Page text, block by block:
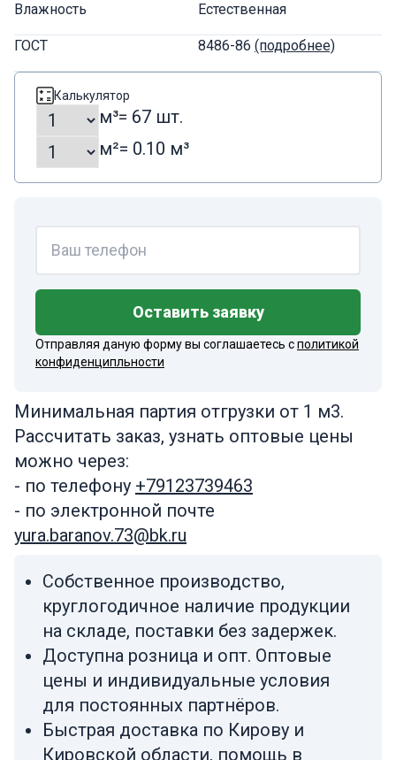
Влажность Естественная
ГОСТ 8486-86 (подробнее)
Калькулятор
м³= 67 шт.
м²= 0.10 м³
Оставить заявку
Отправляя даную форму вы соглашаетесь сполитикой
конфиденципльности
Минимальная партия отгрузки от 1 м3.
Рассчитать заказ, узнать оптовые цены
можно через:
- по телефону +79123739463
- по электронной почте
yura.baranov.73@bk.ru
Собственное производство,
круглогодичное наличие продукции
на складе, поставки без задержек.
Доступна розница и опт. Оптовые
цены и индивидуальные условия
для постоянных партнёров.
Быстрая доставка по Кирову и
Кировской области, помощь в